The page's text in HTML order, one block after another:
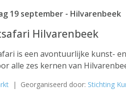
19 september - Hilvarenbeek
Hilvarenbeek
is een avontuurlijke kunst-
alle zes kernen van
| Georganiseerd door: Stichting